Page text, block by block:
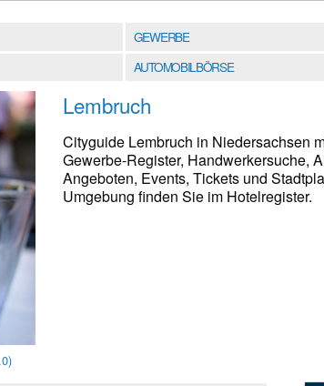
GEWERBE
AUTOMOBILBÖRSE
Lembruch
Cityguide Lembruch in Niedersachsen
Gewerbe-Register, Handwerkersuche,
Angeboten, Events, Tickets und
Umgebung finden Sie im Hotelregister.